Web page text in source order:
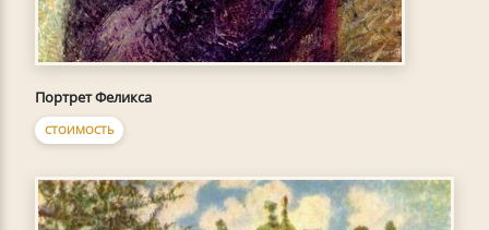
Портрет Феликса
СТОИМОСТЬ